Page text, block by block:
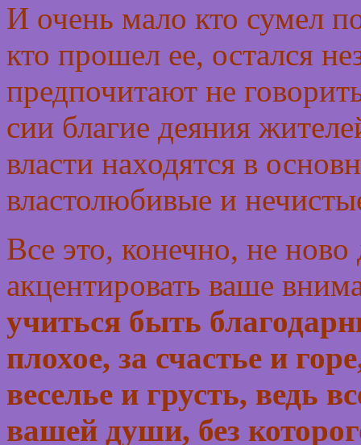
И очень мало кто сумел
кто прошел ее, остался
предпочитают не
сии благие деяния
власти находятся в
властолюбивые и
Все это, конечно, не ново
акцентировать ваше
учиться быть
плохое, за счастье и
веселье и грусть, ведь
вашей души, без